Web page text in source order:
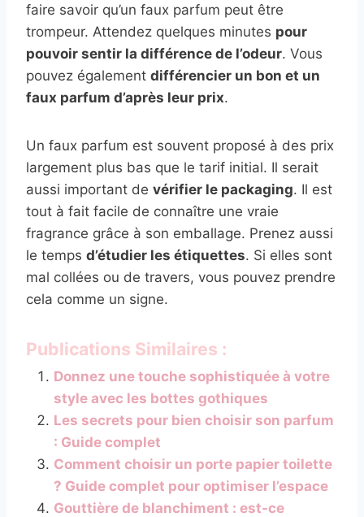
faire savoir qu’un faux parfum peut être
trompeur. Attendez quelques minutes pour
pouvoir sentir la différence de l’odeur. Vous
pouvez également différencier un bon et un
faux parfum d’après leur prix.
Un faux parfum est souvent proposé à des prix
largement plus bas que le tarif initial. Il serait
aussi important de vérifier le packaging. Il est
tout à fait facile de connaître une vraie
fragrance grâce à son emballage. Prenez aussi
le temps d’étudier les étiquettes. Si elles sont
mal collées ou de travers, vous pouvez prendre
cela comme un signe.
Publications Similaires :
Donnez une touche sophistiquée à votre
style avec les bottes gothiques
Les secrets pour bien choisir son parfum
: Guide complet
Comment choisir un porte papier toilette
? Guide complet pour optimiser l’espace
Gouttière de blanchiment : est-ce